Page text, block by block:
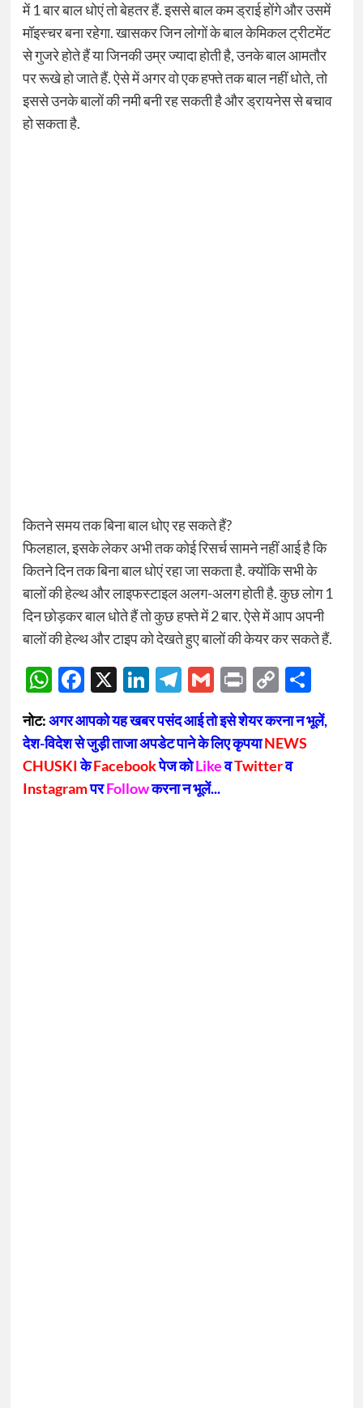
में 1 बार बाल धोएं तो बेहतर हैं. इससे बाल कम ड्राई होंगे और उसमें
मॉइस्चर बना रहेगा. खासकर जिन लोगों के बाल केमिकल ट्रीटमेंट
से गुजरे होते हैं या जिनकी उम्र ज्यादा होती है, उनके बाल आमतौर
पर रूखे हो जाते हैं. ऐसे में अगर वो एक हफ्ते तक बाल नहीं धोते, तो
इससे उनके बालों की नमी बनी रह सकती है और ड्रायनेस से बचाव
हो सकता है.
कितने समय तक बिना बाल धोए रह सकते हैं?
फिलहाल, इसके लेकर अभी तक कोई रिसर्च सामने नहीं आई है कि
कितने दिन तक बिना बाल धोएं रहा जा सकता है. क्योंकि सभी के
बालों की हेल्थ और लाइफस्टाइल अलग-अलग होती है. कुछ लोग 1
दिन छोड़कर बाल धोते हैं तो कुछ हफ्ते में 2 बार. ऐसे में आप अपनी
बालों की हेल्थ और टाइप को देखते हुए बालों की केयर कर सकते हैं.
WhatsApp
Facebook
X LinkedIn
Telegram
Gmail
Print
Copy
Link
नोट:अगर आपको यह खबर पसंद आई तो इसे शेयर करना न भूलें,
देश-विदेश से जुड़ी ताजा अपडेट पाने के लिए कृपयाNEWS
CHUSKIकेFacebookपेज कोLikeवTwitterव
InstagramपरFollowकरना न भूलें...